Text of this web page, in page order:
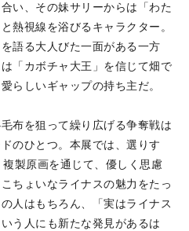
い、その妹サリーからは「わた
熱視線を浴びるキャラクター。
語る大人びた一面がある一方
「カボチャ大王」を信じて畑で
らしいギャップの持ち主だ。
布を狙って繰り広げる争奪戦は
のひとつ。本展では、選りす
製原画を通じて、優しく思慮
ちょいなライナスの魅力をたっ
人はもちろん、「実はライナス
う人にも新たな発見があるは